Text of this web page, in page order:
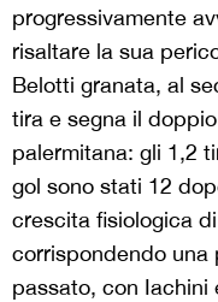
progressivamente
risaltare la sua
Belotti granata, al
tira e segna il
palermitana: gli 1,2
gol sono stati 12
crescita fisiologica
corrispondendo una
passato, con Iachini